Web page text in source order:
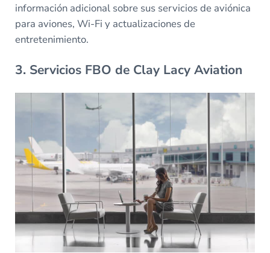
información adicional sobre sus servicios de aviónica
para aviones, Wi-Fi y actualizaciones de
entretenimiento.
3. Servicios FBO de Clay Lacy Aviation